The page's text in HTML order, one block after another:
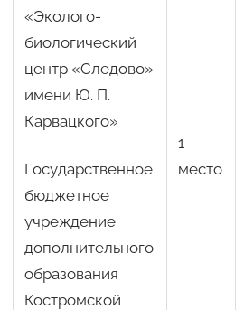
«Эколого-
биологический
центр «Следово»
имени Ю. П.
Карвацкого»
Государственное
бюджетное
учреждение
дополнительного
образования
Костромской
1
место